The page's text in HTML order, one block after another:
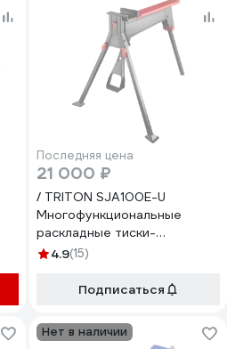
Последняя цена
21 000 ₽
/ TRITON SJA100E-U
Многофункциональные
раскладные тиски-
подставка слесарные /
4.9(15)
Подписаться
Нет в наличии